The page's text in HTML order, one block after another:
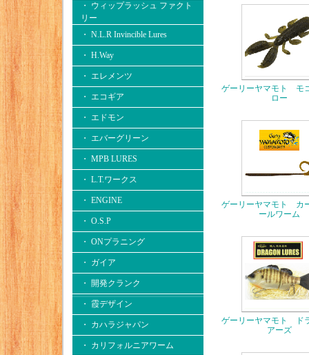
・ ウィップラッシュ ファクト
リー
・ N.L.R Invincible Lures
・ H.Way
・ エレメンツ
・ エコギア
・ エドモン
・ エバーグリーン
・ MPB LURES
・ L.T.ワークス
・ ENGINE
・ O.S.P
・ ONプラニング
・ ガイア
・ 開発クランク
・ 霞デザイン
・ カハラジャパン
・ カリフォルニアワーム
ゲーリーヤマモト モ
ロー
ゲーリーヤマモト カ
ールワーム
ゲーリーヤマモト ド
アーズ